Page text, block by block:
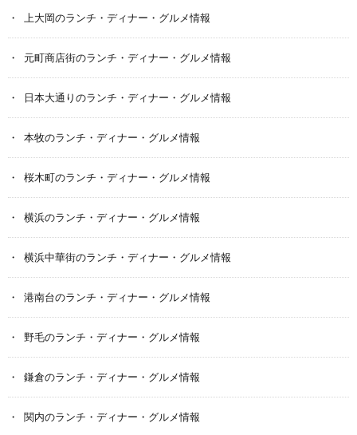
上大岡のランチ・ディナー・グルメ情報
元町商店街のランチ・ディナー・グルメ情報
日本大通りのランチ・ディナー・グルメ情報
本牧のランチ・ディナー・グルメ情報
桜木町のランチ・ディナー・グルメ情報
横浜のランチ・ディナー・グルメ情報
横浜中華街のランチ・ディナー・グルメ情報
港南台のランチ・ディナー・グルメ情報
野毛のランチ・ディナー・グルメ情報
鎌倉のランチ・ディナー・グルメ情報
関内のランチ・ディナー・グルメ情報